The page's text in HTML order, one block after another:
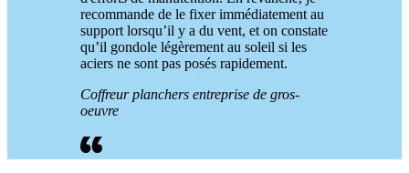
recommande de le fixer immédiatement au
support lorsqu’il y a du vent, et on constate
qu’il gondole légèrement au soleil si les
aciers ne sont pas posés rapidement.
Coffreur planchers entreprise de gros-
oeuvre